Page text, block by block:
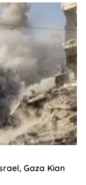
Gaza Kian